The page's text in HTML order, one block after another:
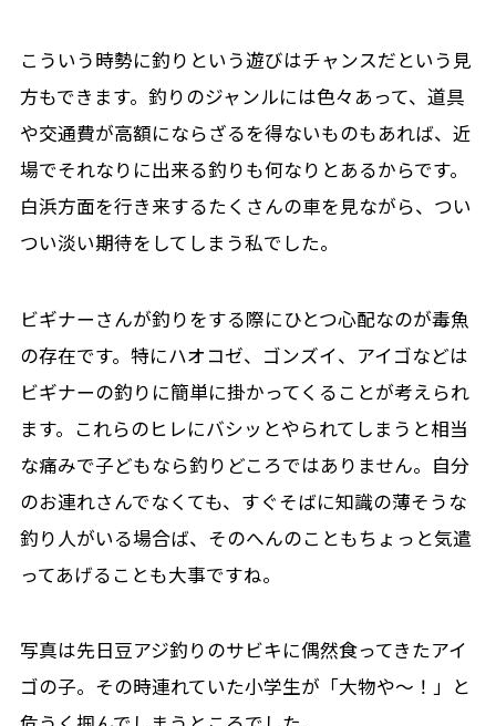
こういう時勢に釣りという遊びはチャンスだという見
方もできます。釣りのジャンルには色々あって、道具
や交通費が高額にならざるを得ないものもあれば、近
場でそれなりに出来る釣りも何なりとあるからです。
白浜方面を行き来するたくさんの車を見ながら、つい
つい淡い期待をしてしまう私でした。
ビギナーさんが釣りをする際にひとつ心配なのが毒魚
の存在です。特にハオコゼ、ゴンズイ、アイゴなどは
ビギナーの釣りに簡単に掛かってくることが考えられ
ます。これらのヒレにバシッとやられてしまうと相当
な痛みで子どもなら釣りどころではありません。自分
のお連れさんでなくても、すぐそばに知識の薄そうな
釣り人がいる場合ば、そのへんのこともちょっと気遣
ってあげることも大事ですね。
写真は先日豆アジ釣りのサビキに偶然食ってきたアイ
ゴの子。その時連れていた小学生が「大物や～！」と